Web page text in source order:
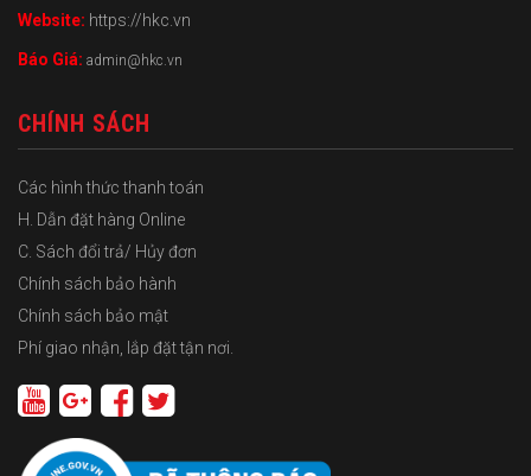
Website: https://hkc.vn
Báo Giá: admin@hkc.vn
CHÍNH SÁCH
Các hình thức thanh toán
H. Dẫn đặt hàng Online
C. Sách đổi trả/ Hủy đơn
Chính sách bảo hành
Chính sách bảo mật
Phí giao nhận, lắp đặt tận nơi.